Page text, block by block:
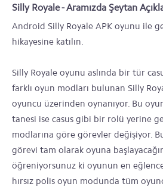
Silly Royale - Aramızda Şeytan
Android Silly Royale APK oyunu ile
hikayesine katılın.
Silly Royale oyunu aslında bir tür
farklı oyun modları bulunan Silly
oyuncu üzerinden oynanıyor. Bu
tanesi ise casus gibi bir rolü yerine
modlarına göre görevler değişiyor.
görevi tam olarak oyuna
öğreniyorsunuz ki oyunun en
hırsız polis oyun modunda tüm